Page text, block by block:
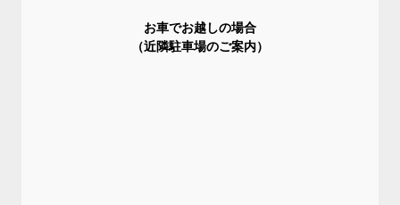
お車でお越しの場合
（近隣駐車場のご案内）